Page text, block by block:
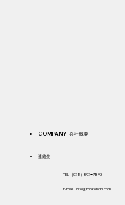
COMPANY 会社概要
​連絡先
TEL（078) 597ｰ7893
E-mail info@mokonchi.com